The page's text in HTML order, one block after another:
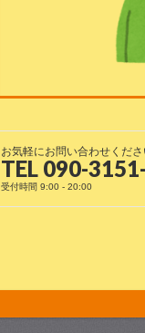
お気軽にお問い合わせくださ
TEL 090-
受付時間 9:00 - 20:00